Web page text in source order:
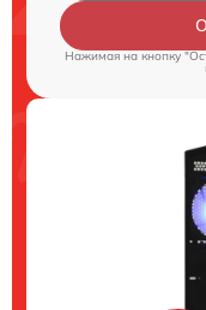
Нажимая на кнопку